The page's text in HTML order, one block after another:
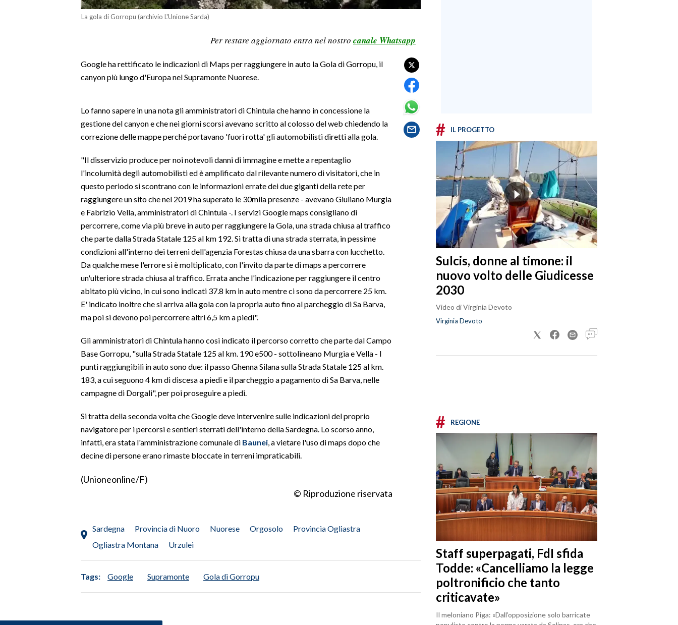
La gola di Gorropu (archivio L'Unione Sarda)
Per restare aggiornato entra nel nostro canale Whatsapp
Google ha rettificato le indicazioni di Maps per raggiungere in auto la Gola di Gorropu, il
canyon più lungo d'Europa nel Supramonte Nuorese.
Lo fanno sapere in una nota gli amministratori di Chintula che hanno in concessione la
gestione del canyon e che nei giorni scorsi avevano scritto al colosso del web chiedendo la
correzione delle mappe perché portavano 'fuori rotta' gli automobilisti diretti alla gola.
"Il disservizio produce per noi notevoli danni di immagine e mette a repentaglio
l'incolumità degli automobilisti ed è amplificato dal rilevante numero di visitatori, che in
questo periodo si scontrano con le informazioni errate dei due giganti della rete per
raggiungere un sito che nel 2019 ha superato le 30mila presenze - avevano Giuliano Murgia
e Fabrizio Vella, amministratori di Chintula -. I servizi Google maps consigliano di
percorrere, come via più breve in auto per raggiungere la Gola, una strada chiusa al traffico
che parte dalla Strada Statale 125 al km 192. Si tratta di una strada sterrata, in pessime
condizioni all'interno dei terreni dell'agenzia Forestas chiusa da una sbarra con lucchetto.
Da qualche mese l'errore si è moltiplicato, con l'invito da parte di maps a percorrere
un'ulteriore strada chiusa al traffico. Errata anche l'indicazione per raggiungere il centro
abitato più vicino, in cui sono indicati 37.8 km in auto mentre ci sono da percorrere 25 km.
E' indicato inoltre che si arriva alla gola con la propria auto fino al parcheggio di Sa Barva,
ma poi si devono poi percorrere altri 6,5 km a piedi".
Gli amministratori di Chintula hanno così indicato il percorso corretto che parte dal Campo
Base Gorropu, "sulla Strada Statale 125 al km. 190 e500 - sottolineano Murgia e Vella - I
punti raggiungibili in auto sono due: il passo Ghenna Silana sulla Strada Statale 125 al km.
183, a cui seguono 4 km di discesa a piedi e il parcheggio a pagamento di Sa Barva, nelle
campagne di Dorgali", per poi proseguire a piedi.
Si tratta della seconda volta che Google deve intervenire sulle indicazioni del proprio
navigatore per i percorsi e sentieri sterrati dell'interno della Sardegna. Lo scorso anno,
infatti, era stata l'amministrazione comunale di Baunei, a vietare l'uso di maps dopo che
decine di persone erano rimaste bloccate in terreni impraticabili.
(Unioneonline/F)
© Riproduzione riservata
Sardegna Provincia di Nuoro Nuorese Orgosolo
Provincia Ogliastra
Ogliastra Montana
Urzulei
Tags: Google Supramonte Gola di Gorropu
# IL PROGETTO
Sulcis, donne al timone: il
nuovo volto delle Giudicesse
2030
Video di Virginia Devoto
Virginia Devoto
# REGIONE
Staff superpagati, FdI sfida
Todde: «Cancelliamo la legge
poltronificio che tanto
criticavate»
Il meloniano Piga: «Dall’opposizione solo barricate